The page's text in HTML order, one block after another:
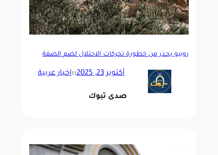
روبيو يحذر من خطورة تحركات الاحتلال لضم الضفة
أكتوبر 23, 2025 ::اخبار عربية
صدى تبوك